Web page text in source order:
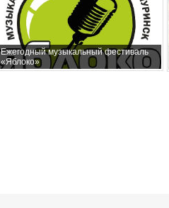
Ежегодный музыкальный фестиваль
«Яблоко»